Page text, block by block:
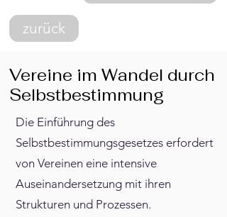
zurück
Vereine im Wandel durch
Selbstbestimmung
Die Einführung des
Selbstbestimmungsgesetzes erfordert
von Vereinen eine intensive
Auseinandersetzung mit ihren
Strukturen und Prozessen.